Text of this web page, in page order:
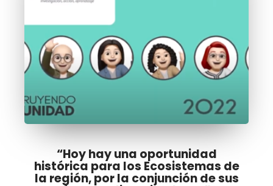
“Hoy hay una oportunidad
histórica para los Ecosistemas de
la región, por la conjunción de sus